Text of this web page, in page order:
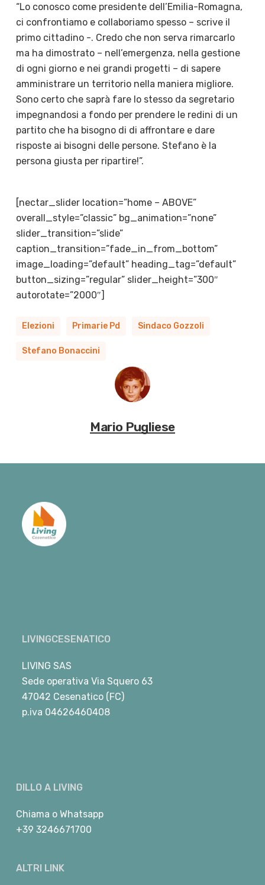
“Lo conosco come presidente dell’Emilia-Romagna,
ci confrontiamo e collaboriamo spesso – scrive il
primo cittadino -. Credo che non serva rimarcarlo
ma ha dimostrato – nell’emergenza, nella gestione
di ogni giorno e nei grandi progetti – di sapere
amministrare un territorio nella maniera migliore.
Sono certo che saprà fare lo stesso da segretario
impegnandosi a fondo per prendere le redini di un
partito che ha bisogno di di affrontare e dare
risposte ai bisogni delle persone. Stefano è la
persona giusta per ripartire!”.
[nectar_slider location=”home – ABOVE”
overall_style=”classic” bg_animation=”none”
slider_transition=”slide”
caption_transition=”fade_in_from_bottom”
image_loading=”default” heading_tag=”default”
button_sizing=”regular” slider_height=”300″
autorotate=”2000″]
Elezioni Primarie Pd Sindaco Gozzoli
Stefano Bonaccini
Mario Pugliese
LIVINGCESENATICO
LIVING SAS
Sede operativa Via Squero 63
47042 Cesenatico (FC)
p.iva 04626460408
DILLO A LIVING
Chiama o Whatsapp
+39 3246671700
ALTRI LINK